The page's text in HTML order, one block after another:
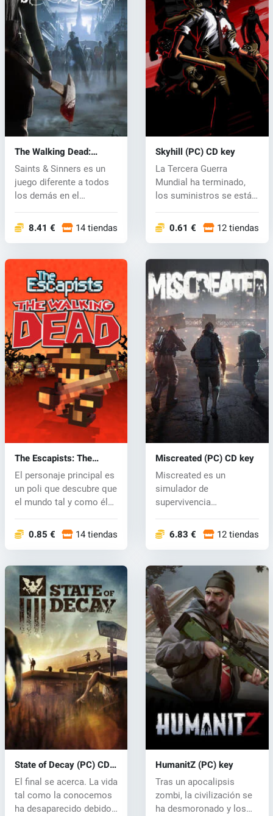
The Walking Dead:
Saints & Sinners (PC)
key
Saints & Sinners es un
juego diferente a todos
los demás en el
8.41 € 14 tiendas
Skyhill (PC) CD key
La Tercera Guerra
Mundial ha terminado,
los suministros se están
0.61 € 12 tiendas
The Escapists: The
Walking Dead (PC) CD
key
El personaje principal es
un poli que descubre que
el mundo tal y como él
0.85 € 14 tiendas
Miscreated (PC) CD key
Miscreated es un
simulador de
supervivencia
en un m...
6.83 € 12 tiendas
State of Decay (PC) CD
key
El final se acerca. La vida
tal como la conocemos
ha desaparecido debido
HumanitZ (PC) key
Tras un apocalipsis
zombi, la civilización se
ha desmoronado y los